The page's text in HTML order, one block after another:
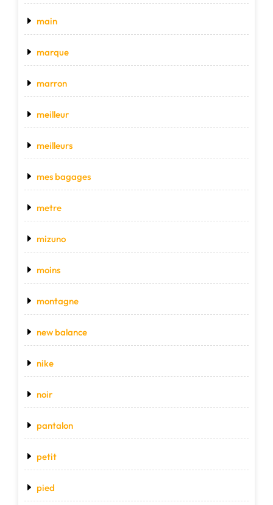
main
marque
marron
meilleur
meilleurs
mes bagages
metre
mizuno
moins
montagne
new balance
nike
noir
pantalon
petit
pied